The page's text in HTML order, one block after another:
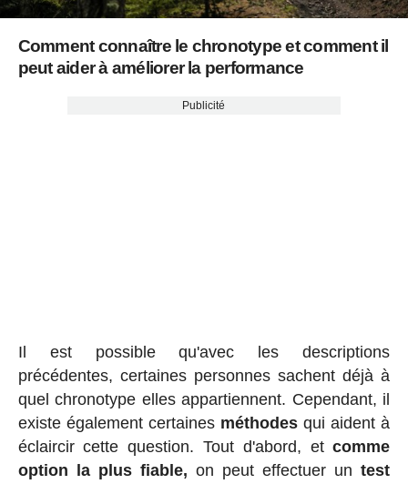
Comment connaître le chronotype et comment il
peut aider à améliorer la performance
Publicité
Il est possible qu'avec les descriptions
précédentes, certaines personnes sachent déjà à
quel chronotype elles appartiennent. Cependant, il
existe également certaines méthodesqui aident à
éclaircir cette question. Tout d'abord, etcomme
option la plus fiable, on peut effectuer untest